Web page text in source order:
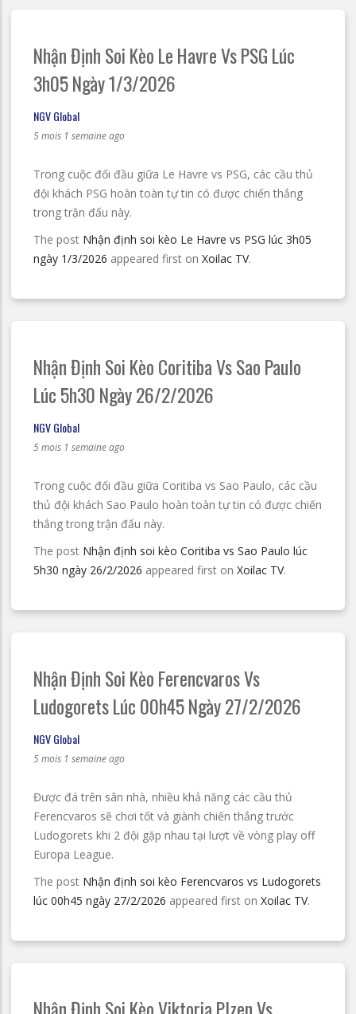
Nhận Định Soi Kèo Le Havre Vs PSG Lúc
3h05 Ngày 1/3/2026
NGV Global
5 mois 1 semaine ago
Trong cuộc đối đầu giữa Le Havre vs PSG, các cầu thủ
đội khách PSG hoàn toàn tự tin có được chiến thắng
trong trận đấu này.
The post Nhận định soi kèo Le Havre vs PSG lúc 3h05
ngày 1/3/2026 appeared first on Xoilac TV.
Nhận Định Soi Kèo Coritiba Vs Sao Paulo
Lúc 5h30 Ngày 26/2/2026
NGV Global
5 mois 1 semaine ago
Trong cuộc đối đầu giữa Coritiba vs Sao Paulo, các cầu
thủ đội khách Sao Paulo hoàn toàn tự tin có được chiến
thắng trong trận đấu này.
The post Nhận định soi kèo Coritiba vs Sao Paulo lúc
5h30 ngày 26/2/2026 appeared first on Xoilac TV.
Nhận Định Soi Kèo Ferencvaros Vs
Ludogorets Lúc 00h45 Ngày 27/2/2026
NGV Global
5 mois 1 semaine ago
Được đá trên sân nhà, nhiều khả năng các cầu thủ
Ferencvaros sẽ chơi tốt và giành chiến thắng trước
Ludogorets khi 2 đội gặp nhau tại lượt về vòng play off
Europa League.
The post Nhận định soi kèo Ferencvaros vs Ludogorets
lúc 00h45 ngày 27/2/2026 appeared first on Xoilac TV.